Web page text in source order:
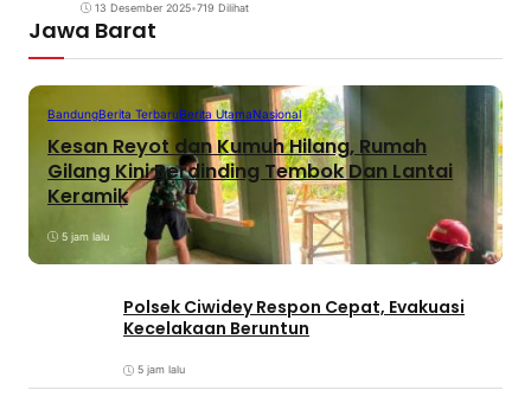
13 Desember 2025•719 Dilihat
Jawa Barat
BandungBerita TerbaruBerita UtamaNasional
Kesan Reyot dan Kumuh Hilang, Rumah
Gilang Kini Berdinding Tembok Dan Lantai
Keramik
5 jam lalu
Polsek Ciwidey Respon Cepat, Evakuasi
Kecelakaan Beruntun
5 jam lalu